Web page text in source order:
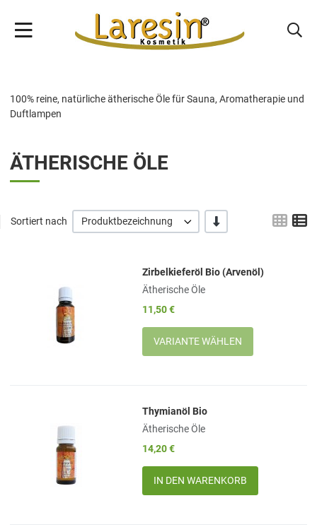
100% reine, natürliche ätherische Öle für Sauna, Aromatherapie und
Duftlampen
ÄTHERISCHE ÖLE
Sortiert nach Produktbezeichnung -/+ Grid
Add to Wishlist
Add to Compare
Quick View
Zirbelkieferöl Bio (Arvenöl)
Ätherische Öle
11,50 €
Add to Wishlist
Add to Compare
Quick View
Thymianöl Bio
Ätherische Öle
14,20 €
Menge